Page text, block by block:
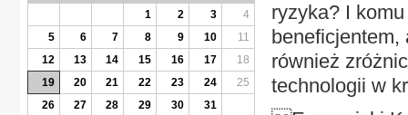
ryzyka? I
beneficjentem,
również
technologii w
1
2 3
4
5
6 7 8 9 10
11
12
13 14 15 16 17
18
19
20 21 22 23 24
25
26
27 28 29 30 31